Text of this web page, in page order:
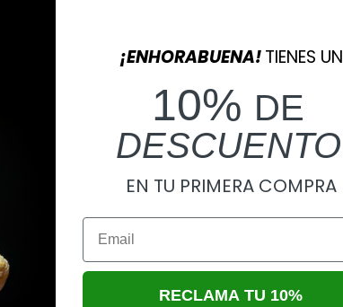
¡ENHORABUENA! TIENES UN
10% DE
DESCUENTO
EN TU PRIMERA COMPRA
Email
RECLAMA TU 10%